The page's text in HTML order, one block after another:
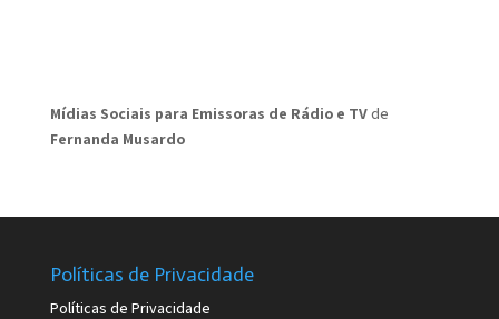
Mídias Sociais para Emissoras de Rádio e TVde
Fernanda Musardo
Políticas de Privacidade
Políticas de Privacidade